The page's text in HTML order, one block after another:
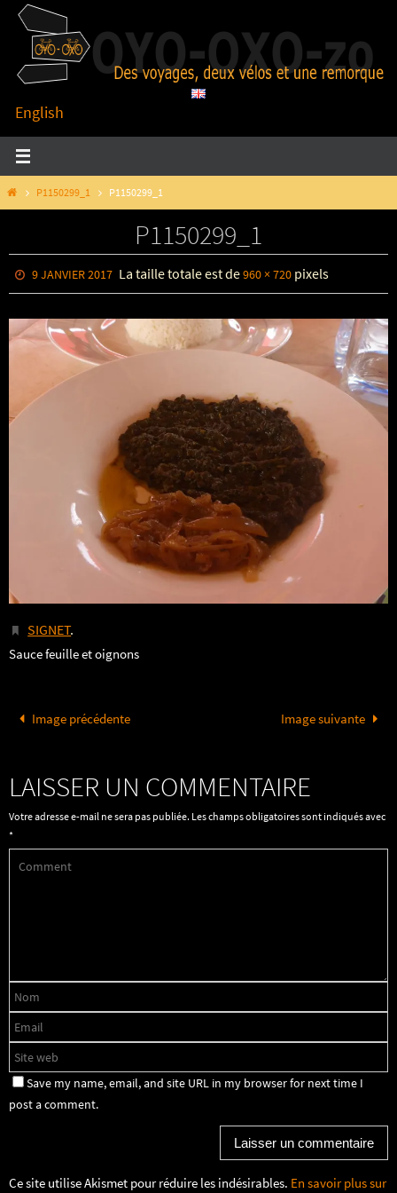
Passer
contenu
English
HOMEP1150299_1 P1150299_1
P1150299_1
9 JANVIER 2017 La taille totale est de960 × 720 pixels
SIGNET.
Sauce feuille et oignons
Image précédente Image suivante
LAISSER UN COMMENTAIRE
Votre adresse e-mail ne sera pas publiée. Les champs obligatoires sont indiqués avec
*
Save my name, email, and site URL in my browser for next time I
post a comment.
Ce site utilise Akismet pour réduire les indésirables. En savoir plus sur